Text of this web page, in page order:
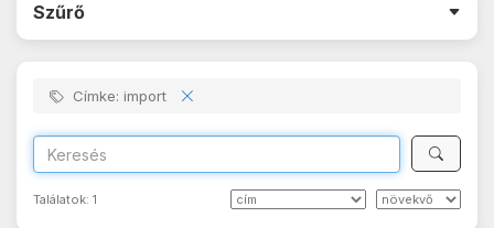
Szűrő
Címke: import
Találatok: 1